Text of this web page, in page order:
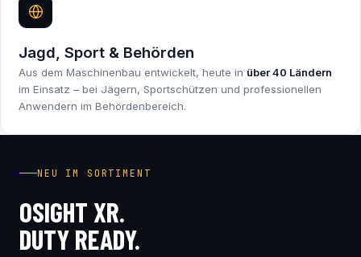
Jagd, Sport & Behörden
Aus dem Maschinenbau entwickelt, heute in über 40 Ländern
im Einsatz – bei Jägern, Sportschützen und professionellen
Anwendern im Behördenbereich.
NEU IM SORTIMENT
OSIGHT XR.
DUTY READY.